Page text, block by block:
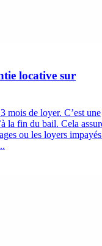
locative sur
mois de loyer. C’est une
la fin du bail. Cela
ou les loyers